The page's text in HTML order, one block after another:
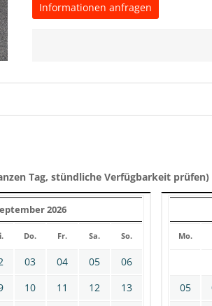
Informationen anfragen
Tag, stündliche Verfügbarkeit prüfen)
2026
Do. Fr. Sa. So.
03 04 05
06
10 11 12
13
Mo.
05